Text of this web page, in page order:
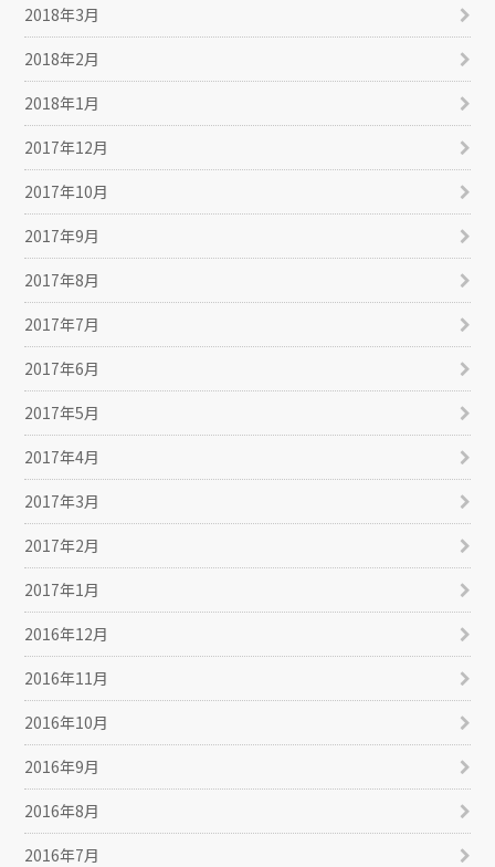
2018年3月
2018年2月
2018年1月
2017年12月
2017年10月
2017年9月
2017年8月
2017年7月
2017年6月
2017年5月
2017年4月
2017年3月
2017年2月
2017年1月
2016年12月
2016年11月
2016年10月
2016年9月
2016年8月
2016年7月